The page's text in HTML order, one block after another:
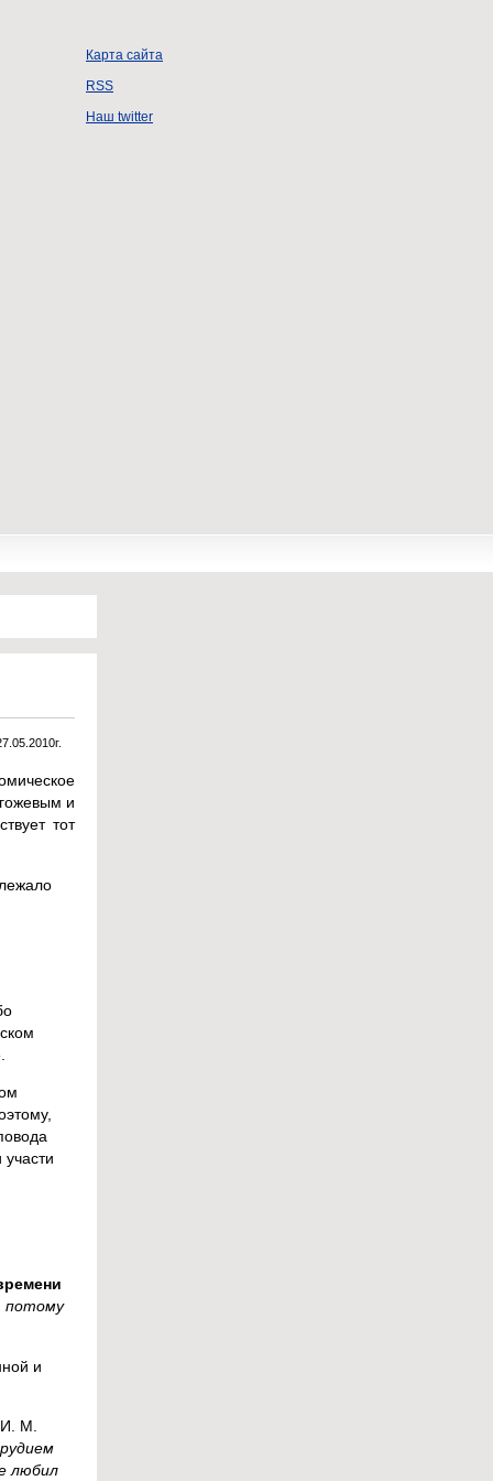
Карта сайта
RSS
Наш twitter
и
тот
потому
и
М.
любил